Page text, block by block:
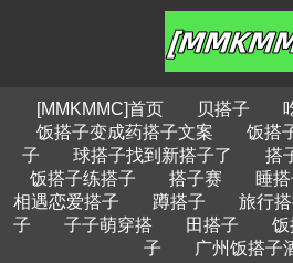
[MMKMMC]首页 贝搭子
饭搭子变成药搭子文案
饭搭
子
球搭子找到新搭子了 搭
饭搭子练搭子
搭子赛 睡
相遇恋爱搭子
蹲搭子 旅行
子
子子萌穿搭 田搭子 饭
子
广州饭搭子